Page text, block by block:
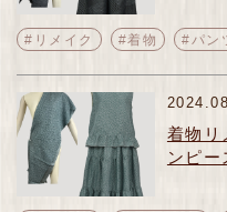
#リメイク #着物 #パン
着物
ンピー